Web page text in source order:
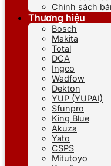
Chính sách
Thương hiệu
Bosch
Makita
Total
DCA
Ingco
Wadfow
Dekton
YUP (YUPAI)
Sfunpro
King Blue
Akuza
Yato
CSPS
Mitutoyo